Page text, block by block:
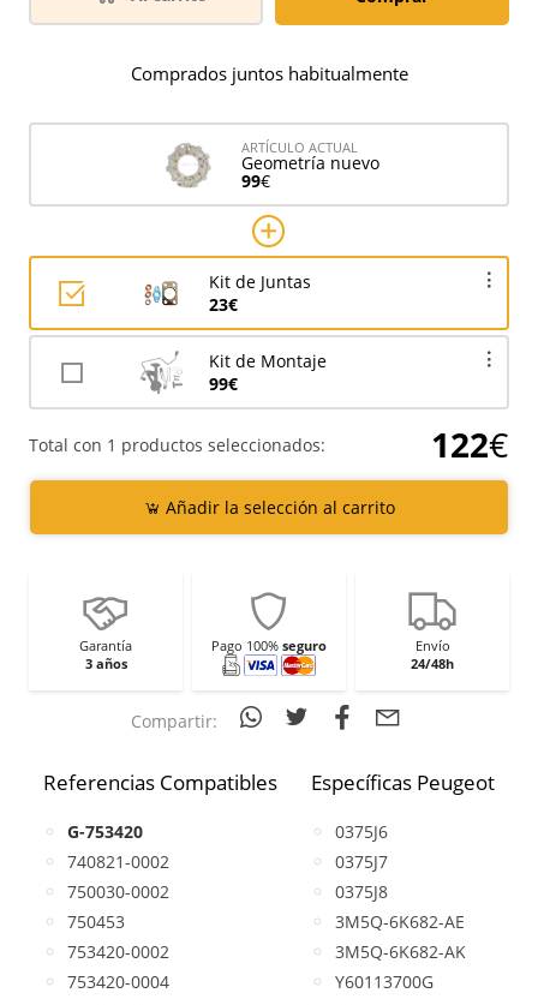
Comprados juntos habitualmente
ARTÍCULO ACTUAL
Geometría nuevo
99€
Kit de Juntas
23€
Kit de Montaje
99€
Total con 1 productos seleccionados: 122€
Añadir la selección al carrito
Garantía
3 años
Pago 100% seguro
Envío
24/48h
Compartir:
Referencias Compatibles
G-753420
740821-0002
750030-0002
750453
753420-0002
753420-0004
Específicas Peugeot
0375J6
0375J7
0375J8
3M5Q-6K682-AE
3M5Q-6K682-AK
Y60113700G